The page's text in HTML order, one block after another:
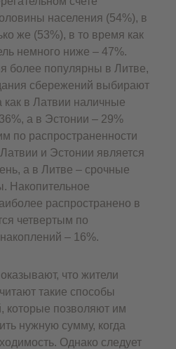
населения (54%), в
же (53%), в то время как
немного ниже – 47%.
более популярны в Литве,
сбережений выбирают
как в Латвии наличные
а в Эстонии – 29%
по распространенности
и Эстонии является
а в Литве – срочные
Накопительное
распространено в
четвертым по
– 16%.
что жители
такие способы
которые позволяют им
нужную сумму, когда
Однако следует